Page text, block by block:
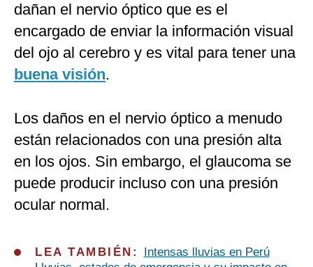
dañan el nervio óptico que es el
encargado de enviar la información visual
del ojo al cerebro y es vital para tener una
buena visión.
Los daños en el nervio óptico a menudo
están relacionados con una presión alta
en los ojos. Sin embargo, el glaucoma se
puede producir incluso con una presión
ocular normal.
LEA TAMBIÉN:
Intensas lluvias en Perú